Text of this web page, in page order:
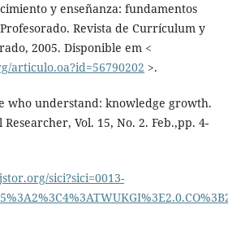
y enseñanza: fundamentos
Revista de Currículum y
2005. Disponible em <
articulo.oa?id=56790202 >.
who understand: knowledge growth.
Vol. 15, No. 2. Feb.,pp. 4-
sici?sici=0013-